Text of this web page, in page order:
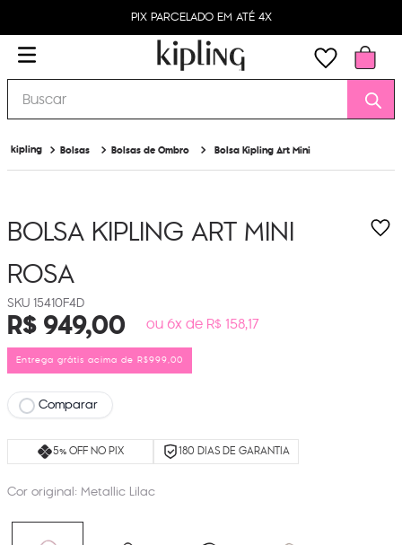
PIX PARCELADO EM ATÉ 4X
Buscar
Bolsas Bolsas de Ombro Bolsa Kipling Art Mini
BOLSA KIPLING ART MINI
ROSA
15410F4D
R$949,00 ou 6x de R$ 158,17
Entrega grátis acima de R$999,00
Comparar
5% OFF NO PIX 180 DIAS DE GARANTIA
Cor original: Metallic Lilac